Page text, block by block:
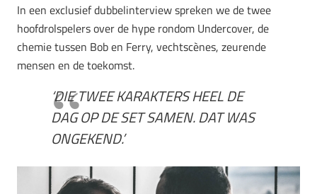
In een exclusief dubbelinterview spreken we de twee
hoofdrolspelers over de hype rondom Undercover, de
chemie tussen Bob en Ferry, vechtscènes, zeurende
mensen en de toekomst.
‘DIE TWEE KARAKTERS HEEL DE
DAG OP DE SET SAMEN. DAT WAS
ONGEKEND.’